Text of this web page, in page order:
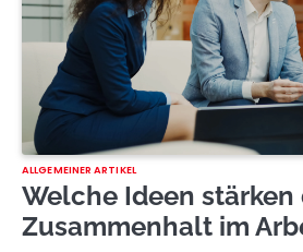
ALLGEMEINER ARTIKEL
Welche Ideen stärken
Zusammenhalt im